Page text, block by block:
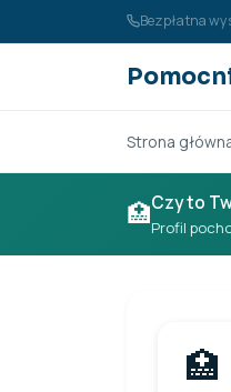
Przejdź do treści Bezpłatna
Strona
🏥Czy to
Profil
🏥